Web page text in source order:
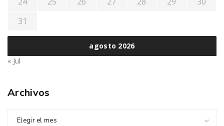
agosto 2026
31
« Jul
Archivos
Elegir el mes